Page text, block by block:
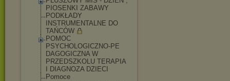
PIOSENKI ZABAWY
PODKŁADY
INSTRUMENTALNE DO
TAŃCÓW
POMOC
PSYCHOLOGICZNO-PE
DAGOGICZNA W
PRZEDSZKOLU TERAPIA
I DIAGNOZA DZIECI
Pomoce